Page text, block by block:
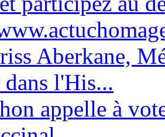
Aberkane,
dans l'His...
appelle à